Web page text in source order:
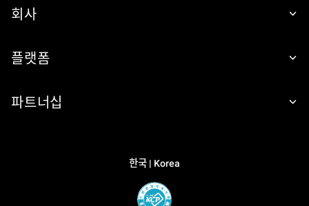
회사
플랫폼
파트너십
한국 | Korea